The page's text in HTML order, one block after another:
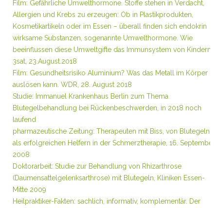
Film: Gefährliche Umwelthormone. Stoffe stehen in Verdacht,
Allergien und Krebs zu erzeugen: Ob in Plastikprodukten,
Kosmetikartikeln oder im Essen – überall finden sich endokrin
wirksame Substanzen, sogenannte Umwelthormone. Wie
beeinflussen diese Umweltgifte das Immunsystem von Kindern?
3sat, 23.August.2018
Film: Gesundheitsrisiko Aluminium? Was das Metall im Körper
auslösen kann. WDR, 28. August 2018
Studie: Immanuel Krankenhaus Berlin zum Thema
Blutegelbehandlung bei Rückenbeschwerden, in 2018 noch
laufend
pharmazeutische Zeitung: Therapeuten mit Biss, von Blutegeln
als erfolgreichen Helfern in der Schmerztherapie, 16. September
2008
Doktorarbeit: Studie zur Behandlung von Rhizarthrose
(Daumensattelgelenksarthrose) mit Blutegeln, Kliniken Essen-
Mitte 2009
Heilpraktiker-Fakten: sachlich, informativ, komplementär. Der